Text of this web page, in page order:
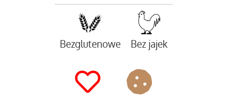
Bezglutenowe Bez jajek